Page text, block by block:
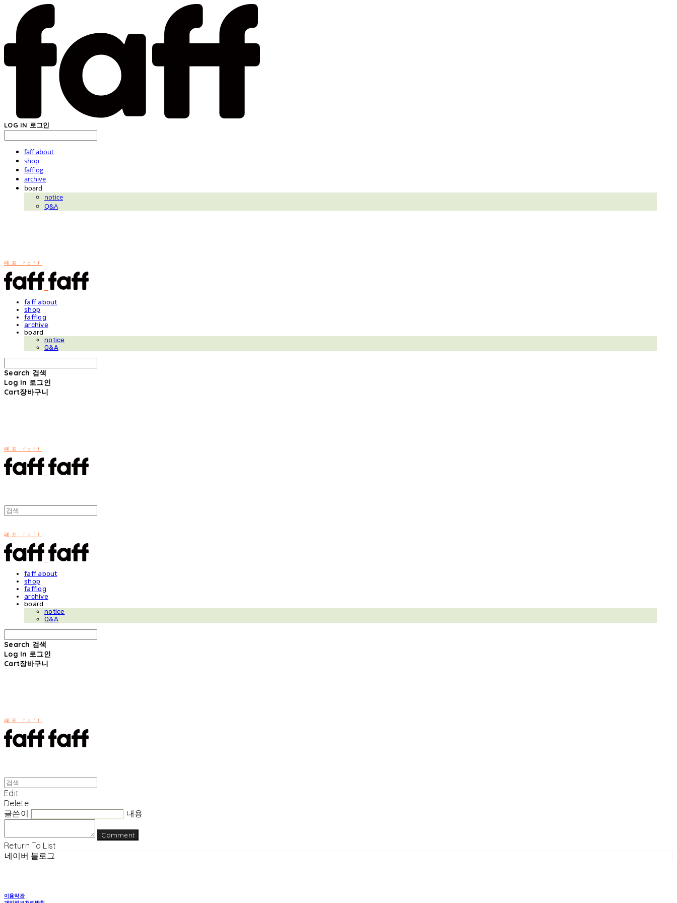
LOG IN 로그인
faff about
shop
fafflog
archive
board
notice
Q&A
패프 faff
faff about
shop
fafflog
archive
board
notice
Q&A
Search 검색
Log In 로그인
Cart장바구니
패프 faff
패프 faff
faff about
shop
fafflog
archive
board
notice
Q&A
Search 검색
Log In 로그인
Cart장바구니
패프 faff
Edit
Delete
글쓴이
내용
Comment
Return To List
네이버 블로그
이용약관